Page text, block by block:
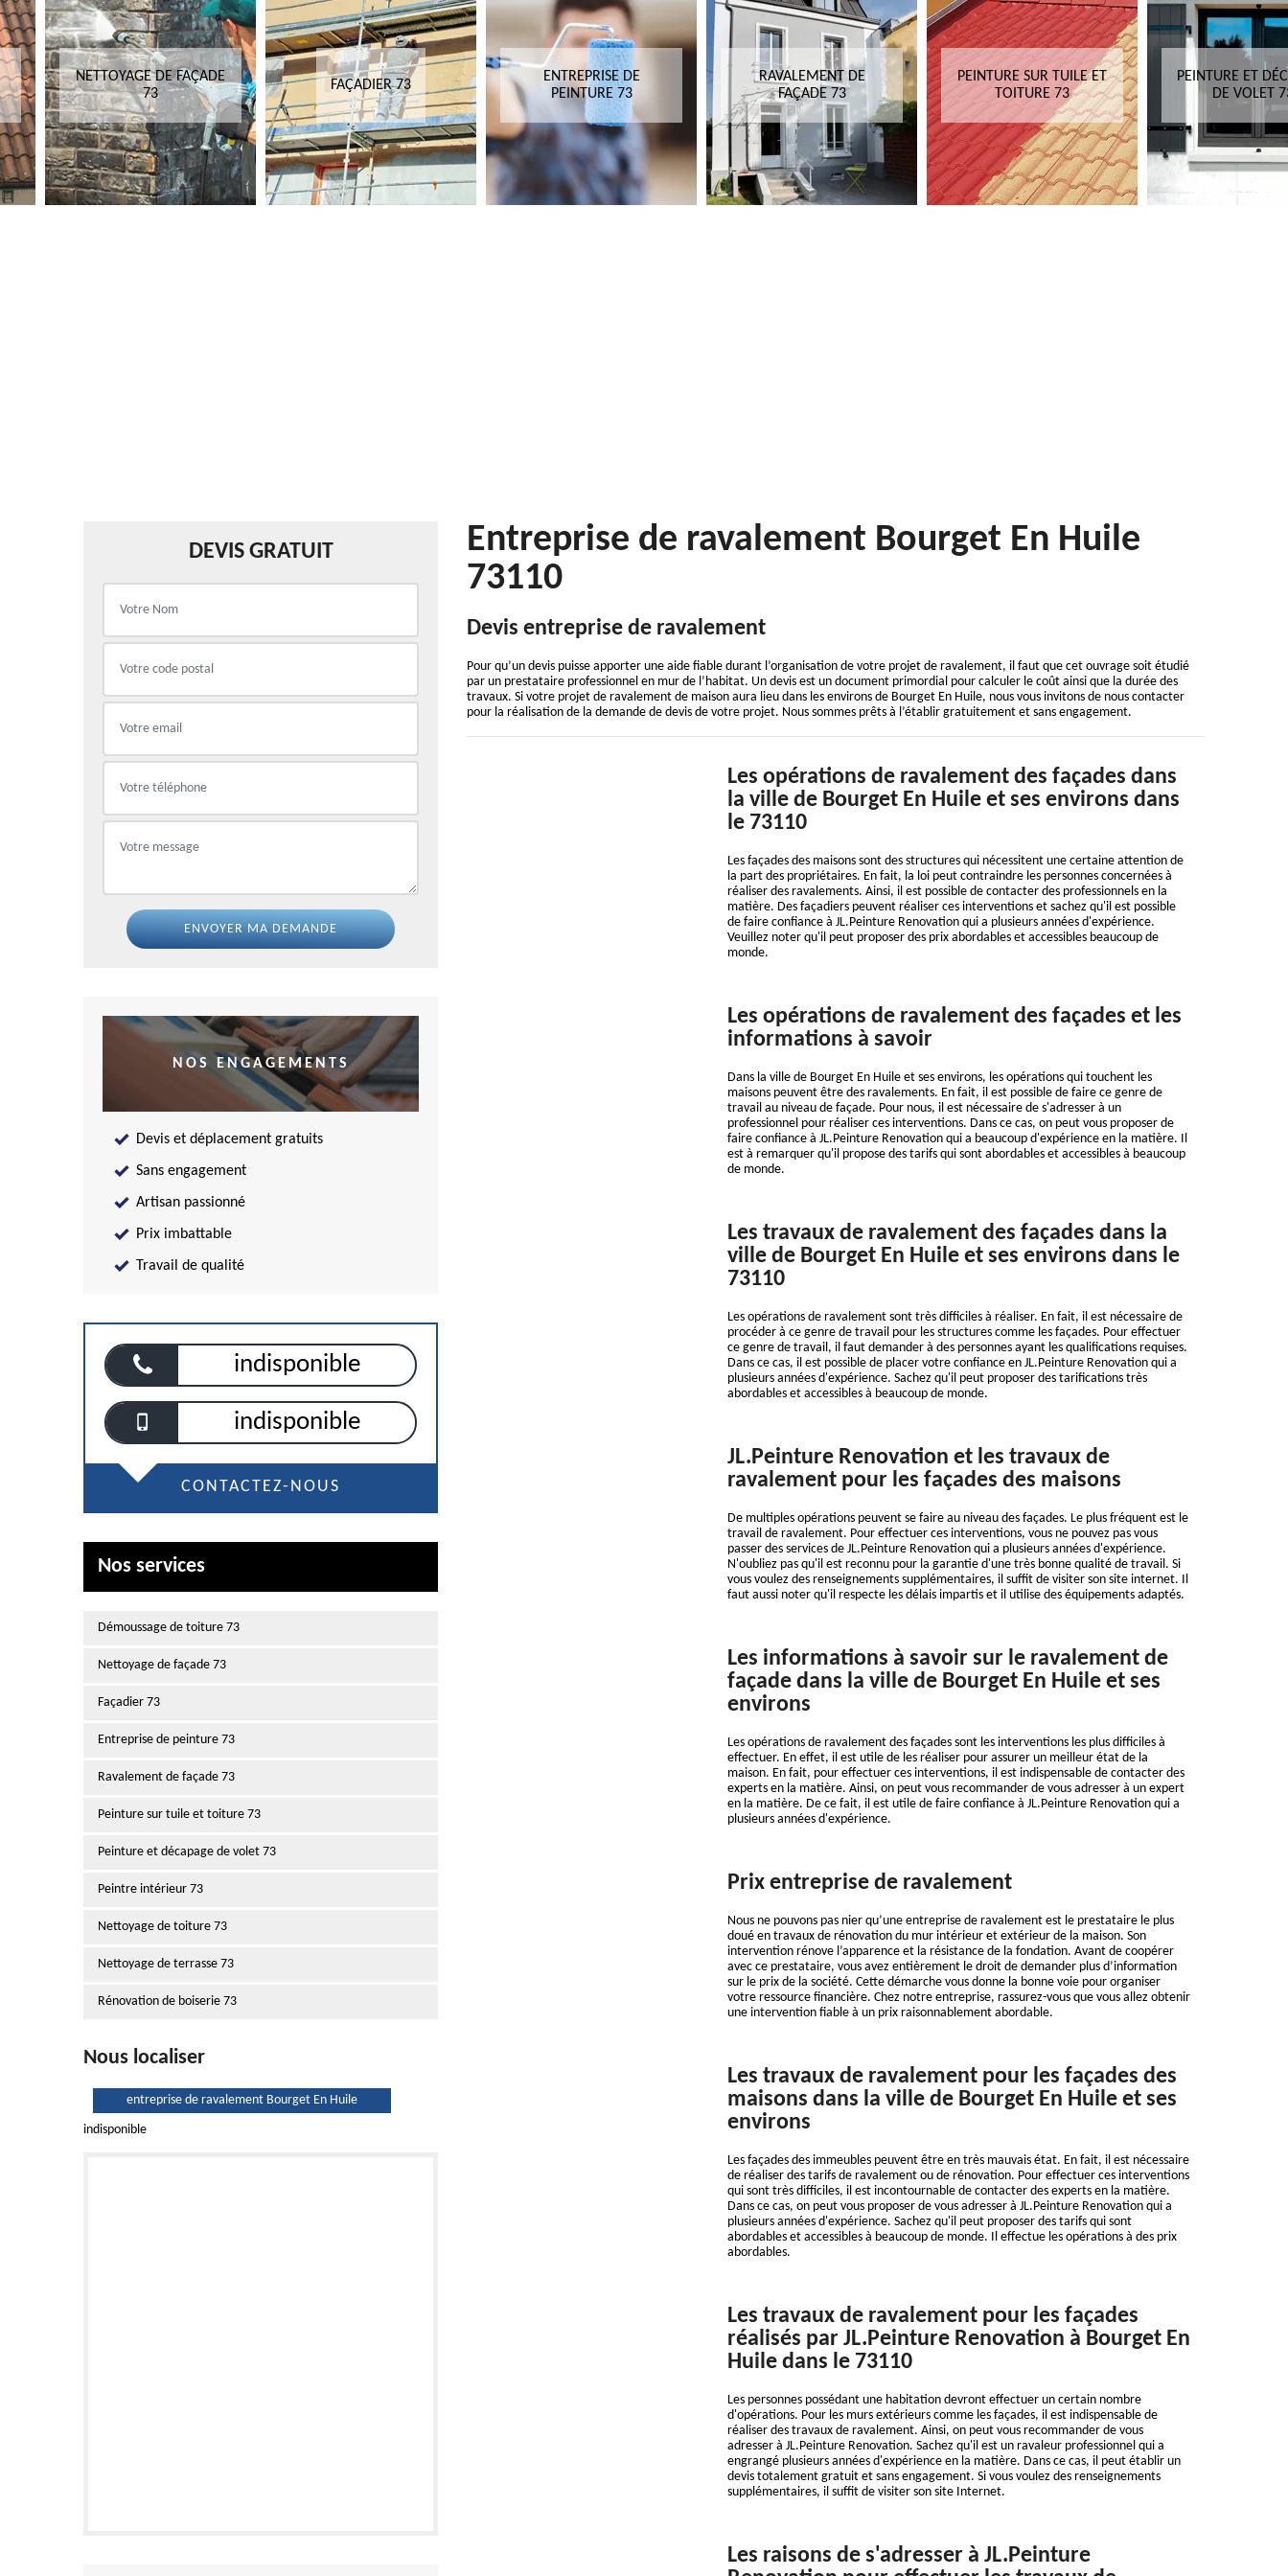
NETTOYAGE DE FAÇADE
73
FAÇADIER 73
ENTREPRISE DE
PEINTURE 73
RAVALEMENT DE
FAÇADE 73
PEINTURE SUR TUILE ET
TOITURE 73
PEINTURE ET
DE VOLET
DEVIS GRATUIT
NOS ENGAGEMENTS
Devis et déplacement gratuits
Sans engagement
Artisan passionné
Prix imbattable
Travail de qualité
indisponible
indisponible
CONTACTEZ-NOUS
Nos services
Démoussage de toiture 73
Nettoyage de façade 73
Façadier 73
Entreprise de peinture 73
Ravalement de façade 73
Peinture sur tuile et toiture 73
Peinture et décapage de volet 73
Peintre intérieur 73
Nettoyage de toiture 73
Nettoyage de terrasse 73
Rénovation de boiserie 73
Nous localiser
entreprise de ravalement Bourget En Huile
indisponible
Entreprise de ravalement Bourget En Huile
73110
Devis entreprise de ravalement
Pour qu’un devis puisse apporter une aide fiable durant l’organisation de votre projet de ravalement, il faut que cet ouvrage soit étudié
par un prestataire professionnel en mur de l’habitat. Un devis est un document primordial pour calculer le coût ainsi que la durée des
travaux. Si votre projet de ravalement de maison aura lieu dans les environs de Bourget En Huile, nous vous invitons de nous contacter
pour la réalisation de la demande de devis de votre projet. Nous sommes prêts à l’établir gratuitement et sans engagement.
Les opérations de ravalement des façades dans
la ville de Bourget En Huile et ses environs dans
le 73110
Les façades des maisons sont des structures qui nécessitent une certaine attention de
la part des propriétaires. En fait, la loi peut contraindre les personnes concernées à
réaliser des ravalements. Ainsi, il est possible de contacter des professionnels en la
matière. Des façadiers peuvent réaliser ces interventions et sachez qu'il est possible
de faire confiance à JL.Peinture Renovation qui a plusieurs années d'expérience.
Veuillez noter qu'il peut proposer des prix abordables et accessibles beaucoup de
monde.
Les opérations de ravalement des façades et les
informations à savoir
Dans la ville de Bourget En Huile et ses environs, les opérations qui touchent les
maisons peuvent être des ravalements. En fait, il est possible de faire ce genre de
travail au niveau de façade. Pour nous, il est nécessaire de s'adresser à un
professionnel pour réaliser ces interventions. Dans ce cas, on peut vous proposer de
faire confiance à JL.Peinture Renovation qui a beaucoup d'expérience en la matière. Il
est à remarquer qu'il propose des tarifs qui sont abordables et accessibles à beaucoup
de monde.
Les travaux de ravalement des façades dans la
ville de Bourget En Huile et ses environs dans le
73110
Les opérations de ravalement sont très difficiles à réaliser. En fait, il est nécessaire de
procéder à ce genre de travail pour les structures comme les façades. Pour effectuer
ce genre de travail, il faut demander à des personnes ayant les qualifications requises.
Dans ce cas, il est possible de placer votre confiance en JL.Peinture Renovation qui a
plusieurs années d'expérience. Sachez qu'il peut proposer des tarifications très
abordables et accessibles à beaucoup de monde.
JL.Peinture Renovation et les travaux de
ravalement pour les façades des maisons
De multiples opérations peuvent se faire au niveau des façades. Le plus fréquent est le
travail de ravalement. Pour effectuer ces interventions, vous ne pouvez pas vous
passer des services de JL.Peinture Renovation qui a plusieurs années d'expérience.
N'oubliez pas qu'il est reconnu pour la garantie d'une très bonne qualité de travail. Si
vous voulez des renseignements supplémentaires, il suffit de visiter son site internet. Il
faut aussi noter qu'il respecte les délais impartis et il utilise des équipements adaptés.
Les informations à savoir sur le ravalement de
façade dans la ville de Bourget En Huile et ses
environs
Les opérations de ravalement des façades sont les interventions les plus difficiles à
effectuer. En effet, il est utile de les réaliser pour assurer un meilleur état de la
maison. En fait, pour effectuer ces interventions, il est indispensable de contacter des
experts en la matière. Ainsi, on peut vous recommander de vous adresser à un expert
en la matière. De ce fait, il est utile de faire confiance à JL.Peinture Renovation qui a
plusieurs années d'expérience.
Prix entreprise de ravalement
Nous ne pouvons pas nier qu’une entreprise de ravalement est le prestataire le plus
doué en travaux de rénovation du mur intérieur et extérieur de la maison. Son
intervention rénove l’apparence et la résistance de la fondation. Avant de coopérer
avec ce prestataire, vous avez entièrement le droit de demander plus d’information
sur le prix de la société. Cette démarche vous donne la bonne voie pour organiser
votre ressource financière. Chez notre entreprise, rassurez-vous que vous allez obtenir
une intervention fiable à un prix raisonnablement abordable.
Les travaux de ravalement pour les façades des
maisons dans la ville de Bourget En Huile et ses
environs
Les façades des immeubles peuvent être en très mauvais état. En fait, il est nécessaire
de réaliser des tarifs de ravalement ou de rénovation. Pour effectuer ces interventions
qui sont très difficiles, il est incontournable de contacter des experts en la matière.
Dans ce cas, on peut vous proposer de vous adresser à JL.Peinture Renovation qui a
plusieurs années d'expérience. Sachez qu'il peut proposer des tarifs qui sont
abordables et accessibles à beaucoup de monde. Il effectue les opérations à des prix
abordables.
Les travaux de ravalement pour les façades
réalisés par JL.Peinture Renovation à Bourget En
Huile dans le 73110
Les personnes possédant une habitation devront effectuer un certain nombre
d'opérations. Pour les murs extérieurs comme les façades, il est indispensable de
réaliser des travaux de ravalement. Ainsi, on peut vous recommander de vous
adresser à JL.Peinture Renovation. Sachez qu'il est un ravaleur professionnel qui a
engrangé plusieurs années d'expérience en la matière. Dans ce cas, il peut établir un
devis totalement gratuit et sans engagement. Si vous voulez des renseignements
supplémentaires, il suffit de visiter son site Internet.
Les raisons de s'adresser à JL.Peinture